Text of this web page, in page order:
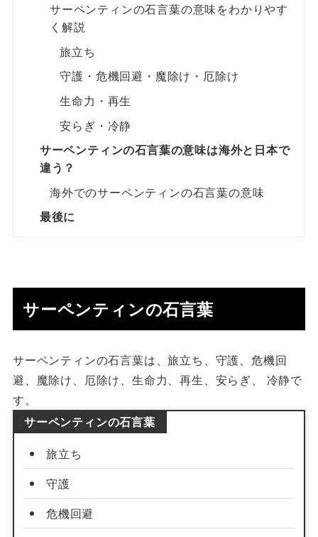
サーペンティンの石言葉の意味をわかりやす
く解説
旅立ち
守護・危機回避・魔除け・厄除け
生命力・再生
安らぎ・冷静
サーペンティンの石言葉の意味は海外と日本で
違う？
海外でのサーペンティンの石言葉の意味
最後に
サーペンティンの石言葉
サーペンティンの石言葉は、旅立ち、守護、危機回
避、魔除け、厄除け、生命力、再生、安らぎ、 冷静で
す。
サーペンティンの石言葉
旅立ち
守護
危機回避